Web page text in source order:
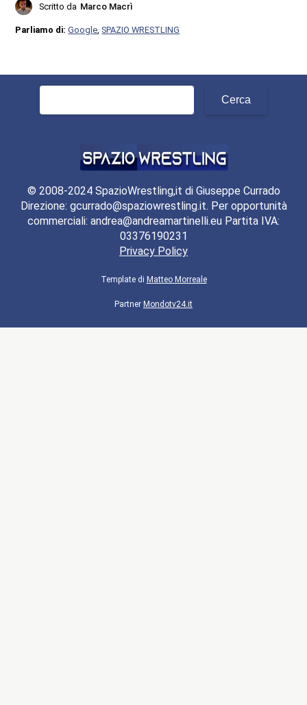
Scritto da Marco Macrì
Parliamo di:Google ,SPAZIO WRESTLING
© 2008-2024 SpazioWrestling,it di Giuseppe Currado
Direzione: gcurrado@spaziowrestling.it. Per opportunità
commerciali: andrea@andreamartinelli.eu Partita IVA:
03376190231
Privacy Policy
Template di Matteo Morreale
Partner Mondotv24.it